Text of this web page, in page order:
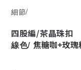
細節/
四股編/茶晶珠扣
線色/ 焦糖咖+玫